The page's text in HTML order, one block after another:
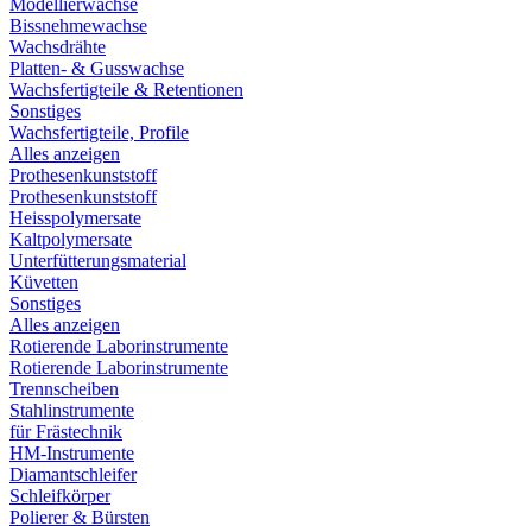
Modellierwachse
Bissnehmewachse
Wachsdrähte
Platten- & Gusswachse
Wachsfertigteile & Retentionen
Sonstiges
Wachsfertigteile, Profile
Alles anzeigen
Prothesenkunststoff
Prothesenkunststoff
Heisspolymersate
Kaltpolymersate
Unterfütterungsmaterial
Küvetten
Sonstiges
Alles anzeigen
Rotierende Laborinstrumente
Rotierende Laborinstrumente
Trennscheiben
Stahlinstrumente
für Frästechnik
HM-Instrumente
Diamantschleifer
Schleifkörper
Polierer & Bürsten